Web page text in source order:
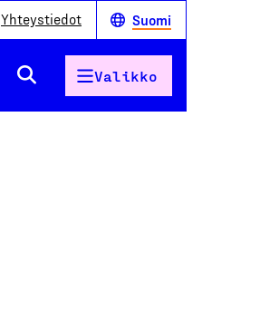
Yhteystiedot Suomi
Valikko